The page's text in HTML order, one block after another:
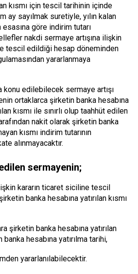
kısmı için tescil tarihinin içinde
ay sayılmak suretiyle, yılın kalan
göre indirim tutarı
nakdi sermaye artışına ilişkin
tescil edildiği hesap döneminden
yararlanmaya
konu edilebilecek sermaye artışı
ortaklarca şirketin banka hesabına
kısmı ile sınırlı olup taahhüt edilen
nakit olarak şirketin banka
kısmı indirim tutarının
alınmayacaktır.
sermayenin;
kararın ticaret siciline tescil
banka hesabına yatırılan kısmı
şirketin banka hesabına yatırılan
hesabına yatırılma tarihi,
yararlanılabilecektir.